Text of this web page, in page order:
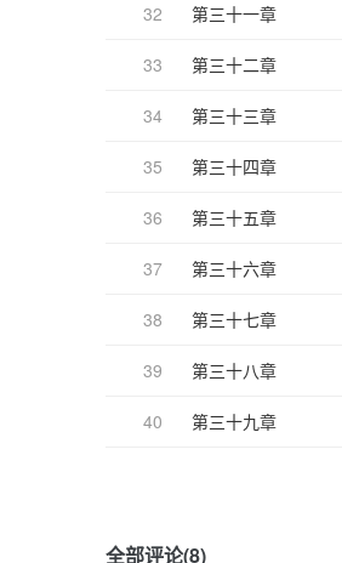
32 第三十一章
33 第三十二章
34 第三十三章
35 第三十四章
36 第三十五章
37 第三十六章
38 第三十七章
39 第三十八章
40 第三十九章
全部评论(8)